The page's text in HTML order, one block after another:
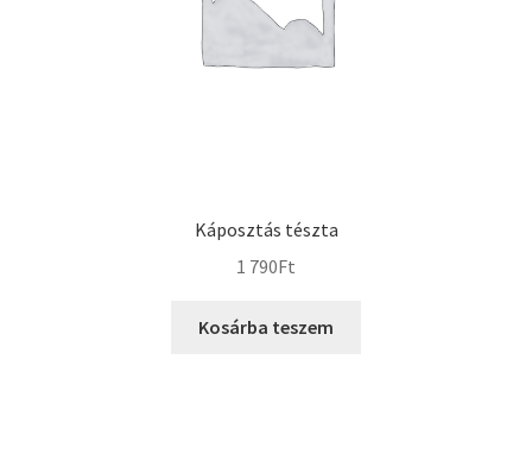
Káposztás tészta
1 790Ft
Kosárba teszem